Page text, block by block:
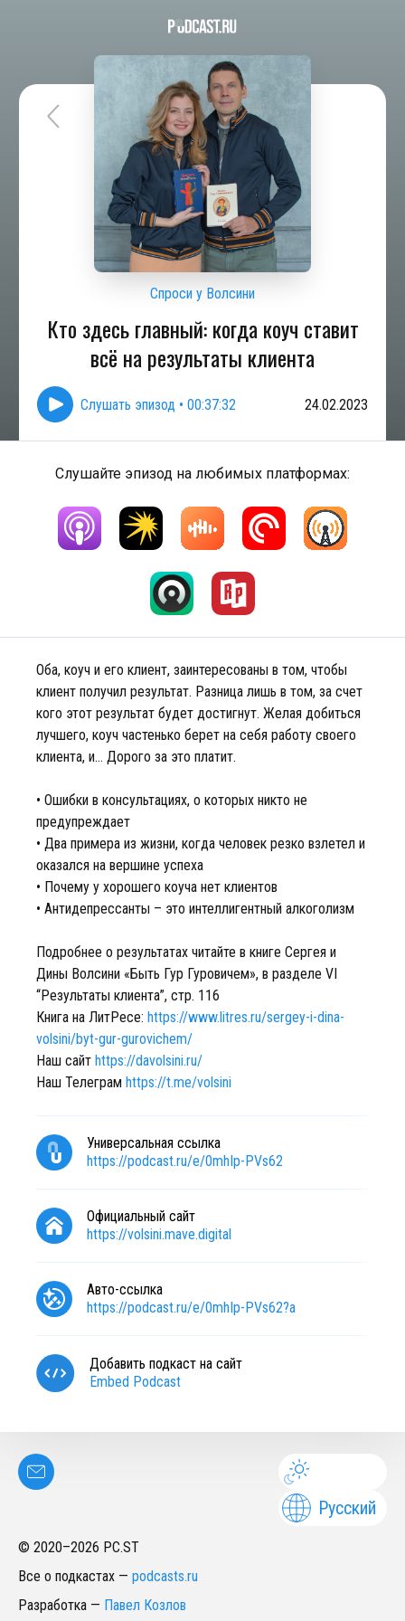
Спроси у Волсини
Кто здесь главный: когда коуч ставит
всё на результаты клиента
Слушать эпизод • 00:37:32 24.02.2023
Слушайте эпизод на любимых платформах:
Оба, коуч и его клиент, заинтересованы в том, чтобы
клиент получил результат. Разница лишь в том, за счет
кого этот результат будет достигнут. Желая добиться
лучшего, коуч частенько берет на себя работу своего
клиента, и… Дорого за это платит.
• Ошибки в консультациях, о которых никто не
предупреждает
• Два примера из жизни, когда человек резко взлетел и
оказался на вершине успеха
• Почему у хорошего коуча нет клиентов
• Антидепрессанты – это интеллигентный алкоголизм
Подробнее о результатах читайте в книге Сергея и
Дины Волсини «Быть Гур Гуровичем», в разделе VI
“Результаты клиента”, стр. 116
Книга на ЛитРесе: https://www.litres.ru/sergey-i-dina-
volsini/byt-gur-gurovichem/
Наш сайт https://davolsini.ru/
Наш Телеграм https://t.me/volsini
Универсальная ссылка
https://podcast.ru/e/0mhIp-PVs62
Официальный сайт
https://volsini.mave.digital
Авто-ссылка
https://podcast.ru/e/0mhIp-PVs62?a
Добавить подкаст на сайт
Embed Podcast
Русский
© 2020–2026 PC.ST
Все о подкастах — podcasts.ru
Разработка — Павел Козлов